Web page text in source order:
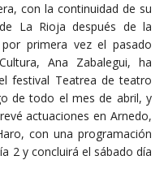
con la continuidad de su
La Rioja después de la
primera vez el pasado
Ana Zabalegui, ha
festival Teatrea de teatro
de todo el mes de abril, y
actuaciones en Arnedo,
con una programación
2 y concluirá el sábado día